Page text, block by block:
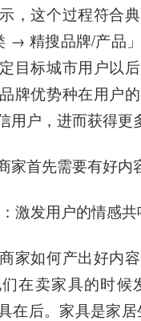
，这个过程符合
→ 精搜品牌/产品」
目标城市用户以
牌优势种在用户
用户，进而获得更
家首先需要有好内
激发用户的情感共
家如何产出好内
在卖家具的时候
在后。家具是家居